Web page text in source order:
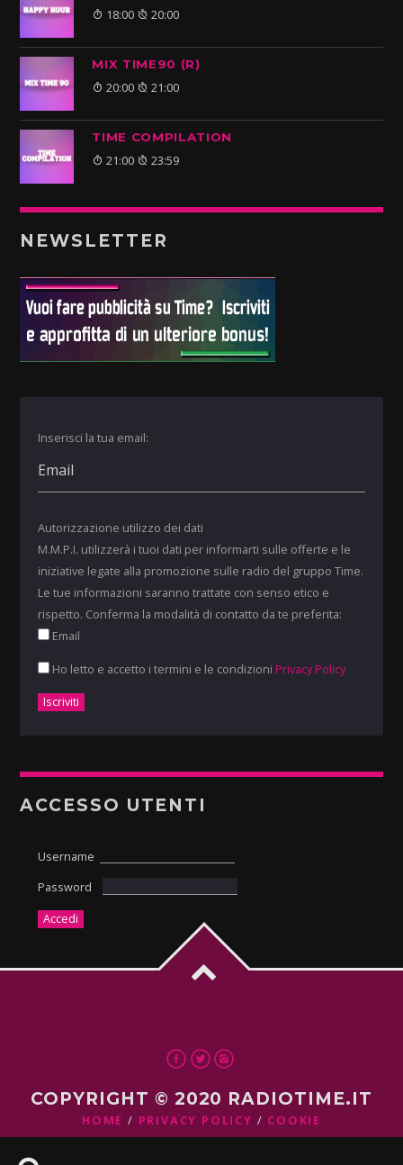
18:00 20:00
MIX TIME90 (R)
20:00 21:00
TIME COMPILATION
21:00 23:59
NEWSLETTER
Inserisci la tua email:
Autorizzazione utilizzo dei dati
M.M.P.I. utilizzerà i tuoi dati per informarti sulle offerte e le
iniziative legate alla promozione sulle radio del gruppo Time.
Le tue informazioni saranno trattate con senso etico e
rispetto. Conferma la modalità di contatto da te preferita:
Email
Ho letto e accetto i termini e le condizioni Privacy Policy
ACCESSO UTENTI
Username
Password
COPYRIGHT © 2020 RADIOTIME.IT
HOME PRIVACY POLICY COOKIE